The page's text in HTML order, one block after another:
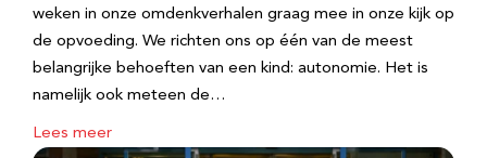
weken in onze omdenkverhalen graag mee in onze kijk op
de opvoeding. We richten ons op één van de meest
belangrijke behoeften van een kind: autonomie. Het is
namelijk ook meteen de…
Lees meer